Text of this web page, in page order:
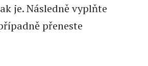
je. Následně vyplňte
přeneste